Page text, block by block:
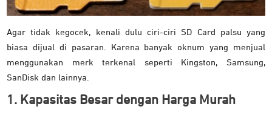
Agar tidak kegocek, kenali dulu ciri-ciri SD Card palsu yang
biasa dijual di pasaran. Karena banyak oknum yang menjual
menggunakan merk terkenal seperti Kingston, Samsung,
SanDisk dan lainnya.
1. Kapasitas Besar dengan Harga Murah